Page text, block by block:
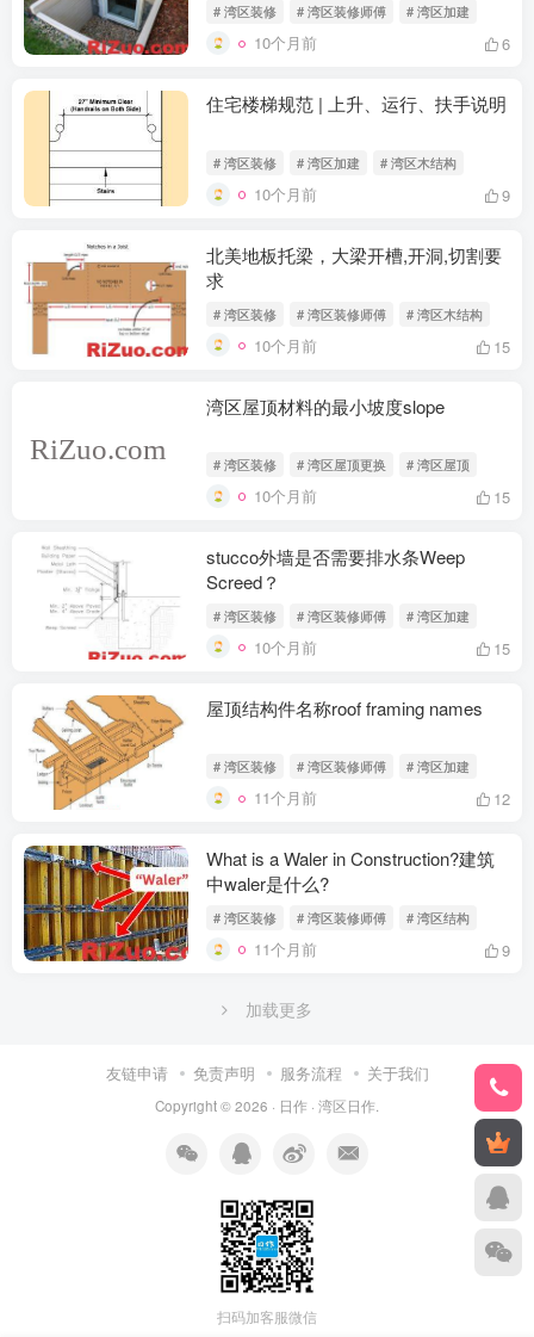
# 湾区装修 # 湾区装修师傅 # 湾区加建
10个月前 6
住宅楼梯规范 | 上升、运行、扶手说明
# 湾区装修 # 湾区加建 # 湾区木结构
10个月前 9
北美地板托梁，大梁开槽,开洞,切割要
求
# 湾区装修 # 湾区装修师傅 # 湾区木结构
10个月前 15
湾区屋顶材料的最小坡度slope
# 湾区装修 # 湾区屋顶更换 # 湾区屋顶
10个月前 15
stucco外墙是否需要排水条Weep
Screed？
# 湾区装修 # 湾区装修师傅 # 湾区加建
10个月前 15
屋顶结构件名称roof framing names
# 湾区装修 # 湾区装修师傅 # 湾区加建
11个月前 12
What is a Waler in Construction?建筑
中waler是什么?
# 湾区装修 # 湾区装修师傅 # 湾区结构
11个月前 9
加载更多
友链申请 免责声明 服务流程 关于我们
Copyright © 2026 · 日作 · 湾区日作
扫码加客服微信